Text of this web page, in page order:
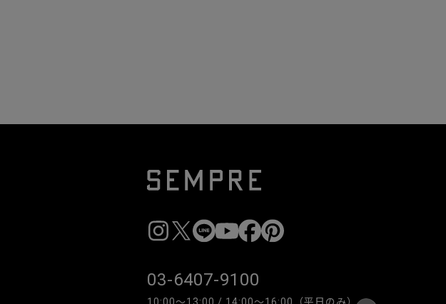
03-6407-9100
10:00〜13:00 / 14:00〜16:00（平日のみ）